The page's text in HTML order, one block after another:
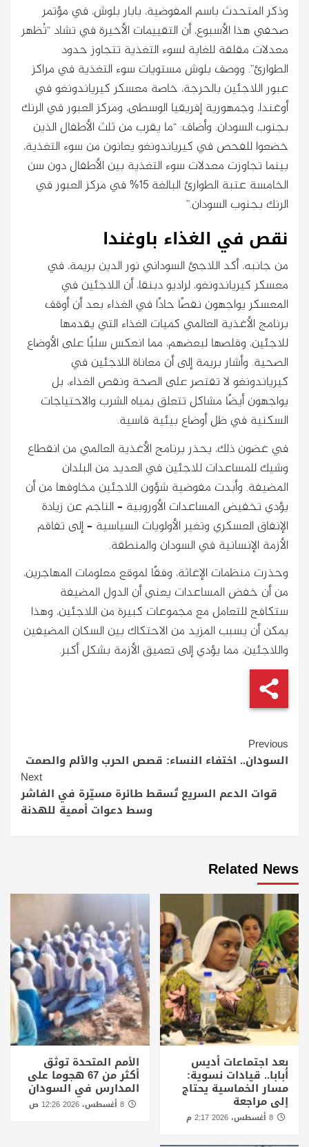
وذكر المتحدث باسم المفوضية، بابار بلوش، في مؤتمر
صحفي هذا الأسبوع، أن التقييمات الأخيرة في تشاد “تُظهر
معدلات مقلقة للغاية لسوء التغذية تتجاوز حدود
الطوارئ”. ووصف بلوش مستويات سوء التغذية في مراكز
عبور اللاجئين بالحرجة، خاصة معسكر كيرياندونغو في
أوغندا، وجمهورية إفريقيا الوسطى، ومركز العبور في الرنك
بجنوب السودان. وأضاف: “ما يقرب من ثلث الأطفال الذين
خضعوا للفحص في كيرياندونغو يعانون من سوء التغذية،
بينما تجاوزت معدلات سوء التغذية بين الأطفال دون سن
الخامسة عتبة الطوارئ البالغة 15% في مركز العبور في
الرنك بجنوب السودان.”
نقص في الغذاء باوغندا
من جانبه، أكد اللاجئ السوداني نور الدين بريمة، في
معسكر كيرياندونغو، لراديو دبنقا، أن اللاجئين في
المعسكر يواجهون نقصًا حادًا في الغذاء بعد أن أوقف
برنامج الأغذية العالمي كميات الغذاء التي يقدمها
للاجئين، وقلصها لبعضهم، مما انعكس سلبًا على الأوضاع
الصحية. وأشار بريمة إلى أن معاناة اللاجئين في
كيرياندونغو لا تقتصر على الصحة ونقص الغذاء، بل
يواجهون أيضًا مشاكل تتعلق بمياه الشرب والاحتياجات
السكنية في ظل أوضاع بيئية قاسية.
في غضون ذلك، يحذر برنامج الأغذية العالمي من انقطاع
وشيك للمساعدات للاجئين في العديد من البلدان
المضيفة. وأبدت مفوضية شؤون اللاجئين مخاوفها من أن
يؤدي تخفيض المساعدات الأوروبية – الناجم عن زيادة
الإنفاق العسكري وتغير الأولويات السياسية – إلى تفاقم
الأزمة الإنسانية في السودان والمنطقة.
وحذرت منظمات الإغاثة، وفقًا لموقع معلومات المهاجرين،
من أن خفض المساعدات يعني أن الدول المضيفة
ستكافح للتعامل مع مجموعات كبيرة من اللاجئين، وهذا
يمكن أن يسبب المزيد من الاحتكاك بين السكان المضيفين
واللاجئين، مما يؤدي إلى تعميق الأزمة بشكل أكبر.
Continue
Reading
Previous
السودان.. اختفاء النساء: قصص الحرب والألم والصمت
Next
قوات الدعم السريع تُسقط طائرة مسيّرة في الفاشر
وسط دعوات أممية للهدنة
Related News
بعد اجتماعات أديس
أبابا.. قيادات نسوية:
مسار الخماسية يحتاج
إلى مراجعة
الأمم المتحدة توثق
أكثر من 67 هجوما على
المدارس في السودان
8 أغسطس، 2026 12:26 ص